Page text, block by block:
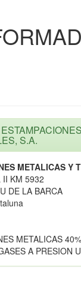
S.A.
METALICAS Y
II KM 5932
DE LA BARCA
METALICAS
A PRESION